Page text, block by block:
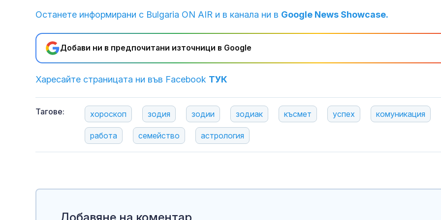
Останете информирани с Bulgaria ON AIR и в канала ни в Google News Showcase.
Добави ни в предпочитани източници в Google
Харесайте страницата ни във Facebook ТУК
Тагове: хороскоп зодия зодии зодиак късмет успех комуникация
работа семейство астрология